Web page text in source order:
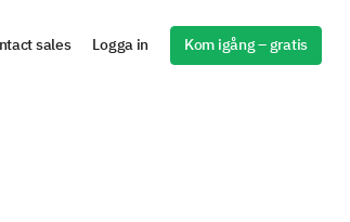
sales Logga in Kom igång – gratis